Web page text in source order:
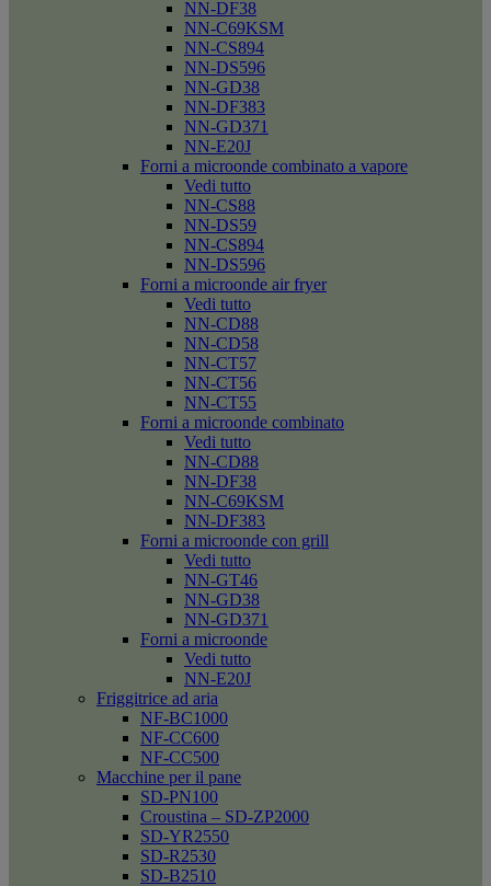
NN-DF38
NN-C69KSM
NN-CS894
NN-DS596
NN-GD38
NN-DF383
NN-GD371
NN-E20J
Forni a microonde combinato a vapore
Vedi tutto
NN-CS88
NN-DS59
NN-CS894
NN-DS596
Forni a microonde air fryer
Vedi tutto
NN-CD88
NN-CD58
NN-CT57
NN-CT56
NN-CT55
Forni a microonde combinato
Vedi tutto
NN-CD88
NN-DF38
NN-C69KSM
NN-DF383
Forni a microonde con grill
Vedi tutto
NN-GT46
NN-GD38
NN-GD371
Forni a microonde
Vedi tutto
NN-E20J
Friggitrice ad aria
NF-BC1000
NF-CC600
NF-CC500
Macchine per il pane
SD-PN100
Croustina – SD-ZP2000
SD-YR2550
SD-R2530
SD-B2510